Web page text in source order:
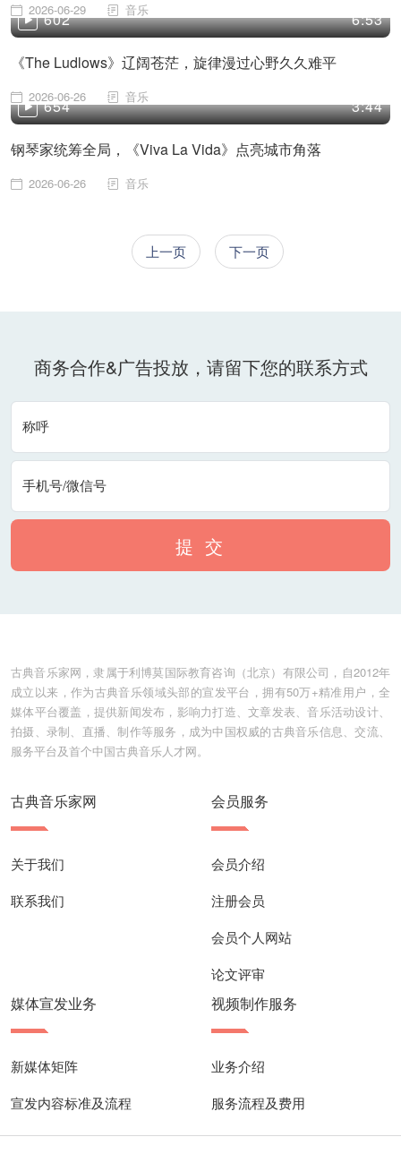
2026-06-29 音乐
602 6:53
《The Ludlows》辽阔苍茫，旋律漫过心野久久难平
2026-06-26 音乐
654 3:44
钢琴家统筹全局，《Viva La Vida》点亮城市角落
2026-06-26 音乐
上一页 下一页
商务合作&广告投放，请留下您的联系方式
称呼
手机号/微信号
提 交
古典音乐家网，隶属于利博莫国际教育咨询（北京）有限公司，自2012年
成立以来，作为古典音乐领域头部的宣发平台，拥有50万+精准用户，全
媒体平台覆盖，提供新闻发布，影响力打造、文章发表、音乐活动设计、
拍摄、录制、直播、制作等服务，成为中国权威的古典音乐信息、交流、
服务平台及首个中国古典音乐人才网。
古典音乐家网
关于我们
联系我们
会员服务
会员介绍
注册会员
会员个人网站
论文评审
媒体宣发业务
新媒体矩阵
宣发内容标准及流程
视频制作服务
业务介绍
服务流程及费用